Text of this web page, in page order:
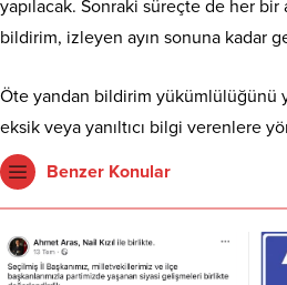
yapılacak. Sonraki süreçte de her
bildirim, izleyen ayın sonuna kadar
Öte yandan bildirim yükümlülüğünü
eksik veya yanıltıcı bilgi verenlere
Benzer Konular